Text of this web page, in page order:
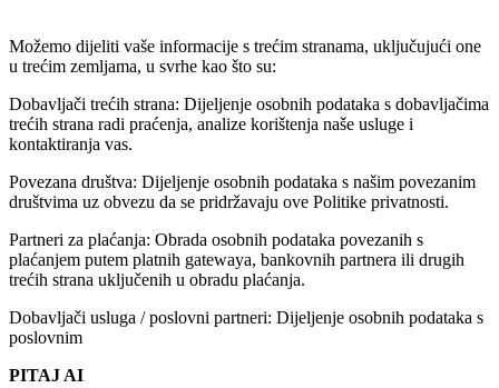
Možemo dijeliti vaše informacije s trećim stranama, uključujući one
u trećim zemljama, u svrhe kao što su:
Dobavljači trećih strana: Dijeljenje osobnih podataka s dobavljačima
trećih strana radi praćenja, analize korištenja naše usluge i
kontaktiranja vas.
Povezana društva: Dijeljenje osobnih podataka s našim povezanim
društvima uz obvezu da se pridržavaju ove Politike privatnosti.
Partneri za plaćanja: Obrada osobnih podataka povezanih s
plaćanjem putem platnih gatewaya, bankovnih partnera ili drugih
trećih strana uključenih u obradu plaćanja.
Dobavljači usluga / poslovni partneri: Dijeljenje osobnih podataka s
poslovnim
PITAJ AI